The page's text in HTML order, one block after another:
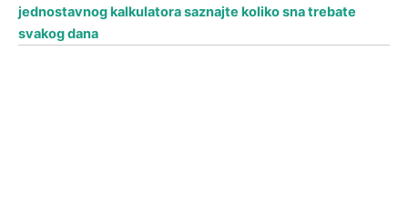
jednostavnog kalkulatora saznajte koliko sna trebate
svakog dana